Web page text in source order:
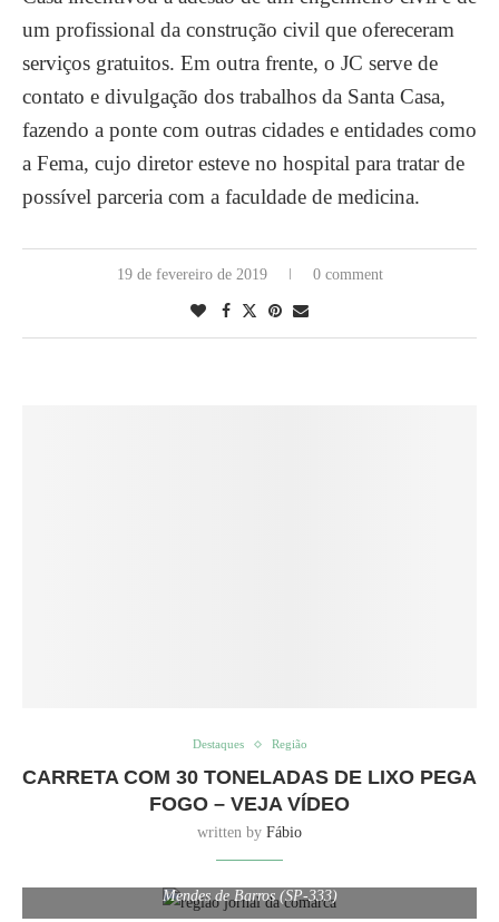
um profissional da construção civil que ofereceram
serviços gratuitos. Em outra frente, o JC serve de
contato e divulgação dos trabalhos da Santa Casa,
fazendo a ponte com outras cidades e entidades como
a Fema, cujo diretor esteve no hospital para tratar de
possível parceria com a faculdade de medicina.
19 de fevereiro de 2019 0 comment
Destaques Região
CARRETA COM 30 TONELADAS DE LIXO PEGA
FOGO – VEJA VÍDEO
written by Fábio
Mendes de Barros (SP-333)